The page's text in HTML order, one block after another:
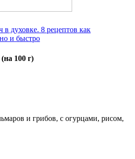
духовке. 8 рецептов как
и быстро
100 г)